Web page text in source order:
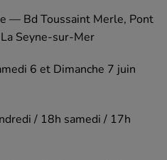
— Bd Toussaint Merle, Pont
Seyne-sur-Mer
6 et Dimanche 7 juin
/ 18h samedi / 17h